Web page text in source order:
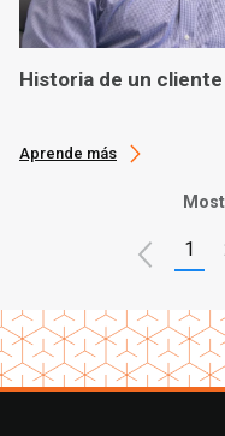
Historia de un
Aprende más
1